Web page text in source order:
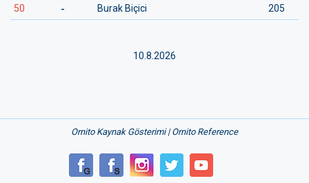
50
- Burak Biçici 205
10.8.2026
Ornito Kaynak Gösterimi | Ornito Reference